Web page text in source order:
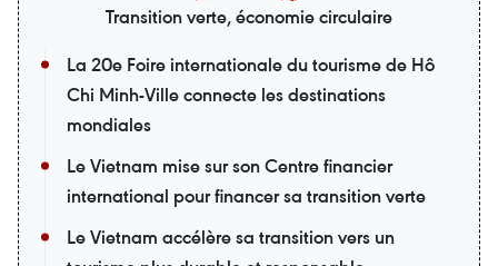
Transition verte, économie circulaire
La 20e Foire internationale du tourisme de Hô
Chi Minh-Ville connecte les destinations
mondiales
Le Vietnam mise sur son Centre financier
international pour financer sa transition verte
Le Vietnam accélère sa transition vers un